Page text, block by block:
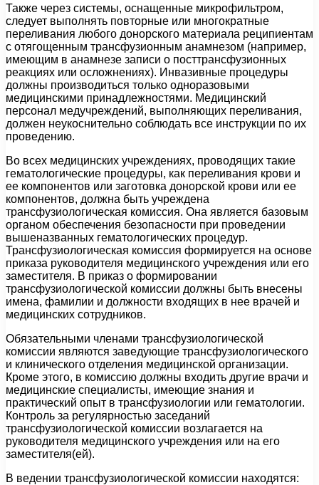
Также через системы, оснащенные микрофильтром,
следует выполнять повторные или многократные
переливания любого донорского материала реципиентам
с отягощенным трансфузионным анамнезом (например,
имеющим в анамнезе записи о посттрансфузионных
реакциях или осложнениях). Инвазивные процедуры
должны производиться только одноразовыми
медицинскими принадлежностями. Медицинский
персонал медучреждений, выполняющих переливания,
должен неукоснительно соблюдать все инструкции по их
проведению.
Во всех медицинских учреждениях, проводящих такие
гематологические процедуры, как переливания крови и
ее компонентов или заготовка донорской крови или ее
компонентов, должна быть учреждена
трансфузиологическая комиссия. Она является базовым
органом обеспечения безопасности при проведении
вышеназванных гематологических процедур.
Трансфузиологическая комиссия формируется на основе
приказа руководителя медицинского учреждения или его
заместителя. В приказ о формировании
трансфузиологической комиссии должны быть внесены
имена, фамилии и должности входящих в нее врачей и
медицинских сотрудников.
Обязательными членами трансфузиологической
комиссии являются заведующие трансфузиологического
и клинического отделения медицинской организации.
Кроме этого, в комиссию должны входить другие врачи и
медицинские специалисты, имеющие знания и
практический опыт в трансфузиологии или гематологии.
Контроль за регулярностью заседаний
трансфузиологической комиссии возлагается на
руководителя медицинского учреждения или на его
заместителя(ей).
В ведении трансфузиологической комиссии находятся: